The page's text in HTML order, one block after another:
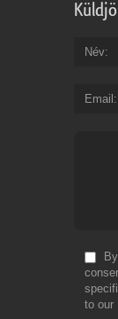
Név
Email
to our